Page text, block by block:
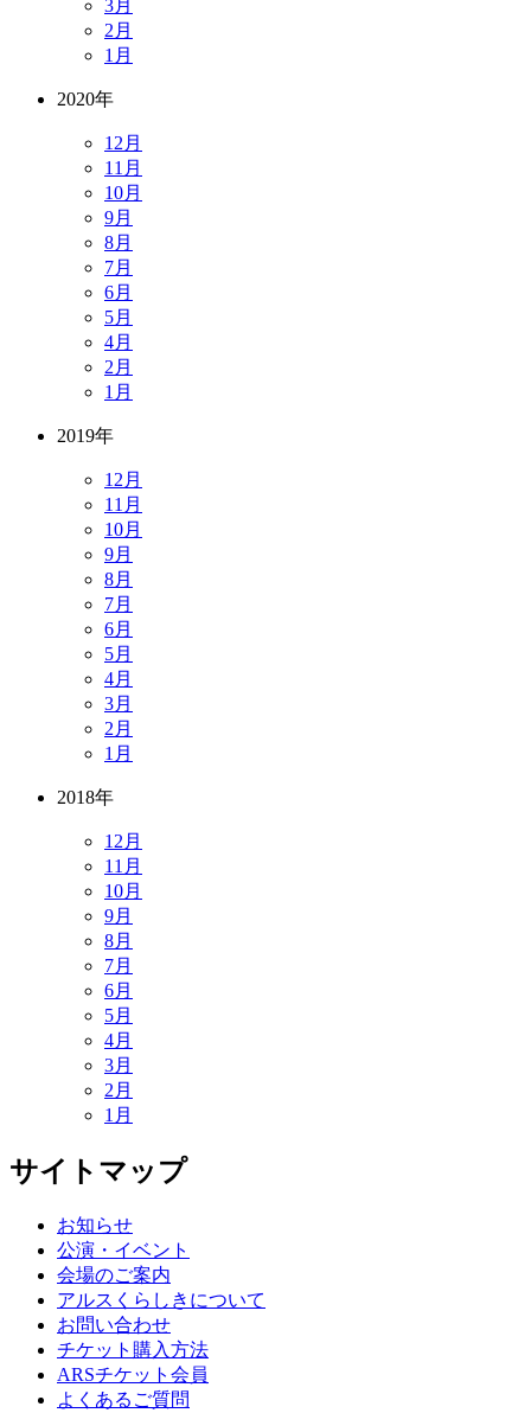
3月
2月
1月
2020年
12月
11月
10月
9月
8月
7月
6月
5月
4月
2月
1月
2019年
12月
11月
10月
9月
8月
7月
6月
5月
4月
3月
2月
1月
2018年
12月
11月
10月
9月
8月
7月
6月
5月
4月
3月
2月
1月
サイトマップ
お知らせ
公演・イベント
会場のご案内
アルスくらしきについて
お問い合わせ
チケット購入方法
ARSチケット会員
よくあるご質問